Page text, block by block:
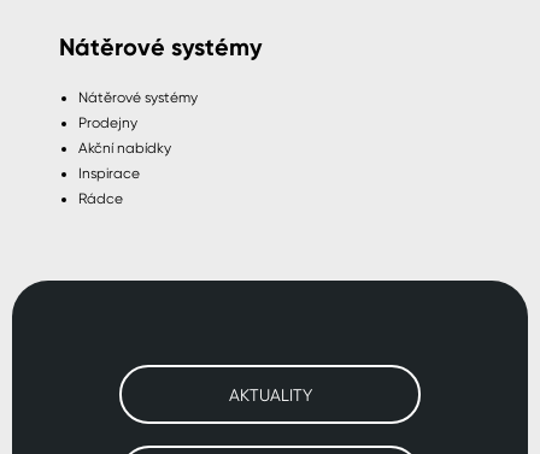
Nátěrové systémy
Nátěrové systémy
Prodejny
Akční nabídky
Inspirace
Rádce
AKTUALITY